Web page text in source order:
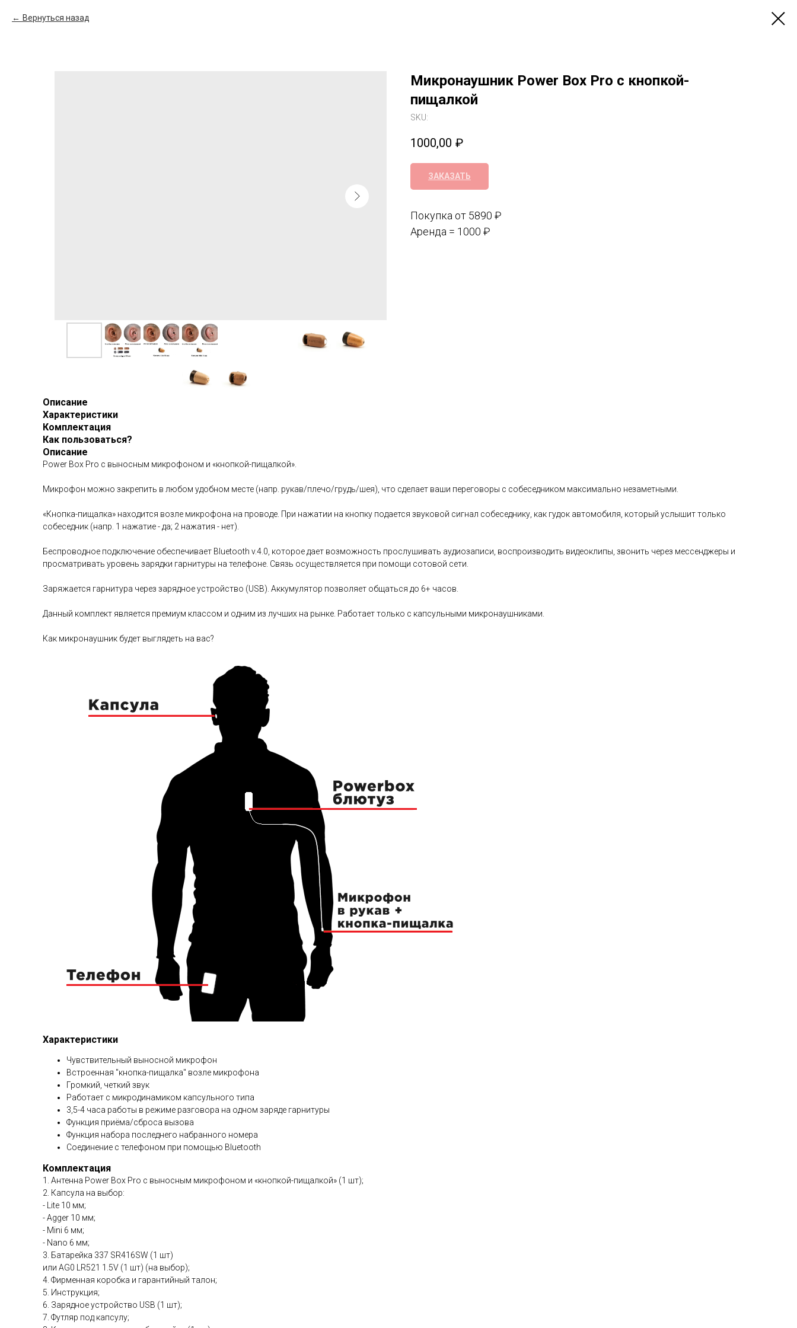
Вернуться назад
Микронаушник Power Box Pro с кнопкой-
пищалкой
SKU:
1000,00 ₽
ЗАКАЗАТЬ
Покупка от 5890 ₽
Аренда = 1000 ₽
Описание
Характеристики
Комплектация
Как пользоваться?
Описание
Power Box Pro с выносным микрофоном и «кнопкой-пищалкой».
Микрофон можно закрепить в любом удобном месте (напр. рукав/плечо/грудь/шея), что сделает ваши переговоры с собеседником максимально незаметными.
«Кнопка-пищалка» находится возле микрофона на проводе. При нажатии на кнопку подается звуковой сигнал собеседнику, как гудок автомобиля, который услышит только
собеседник (напр. 1 нажатие - да; 2 нажатия - нет).
Беспроводное подключение обеспечивает Bluetooth v.4.0, которое дает возможность прослушивать аудиозаписи, воспроизводить видеоклипы, звонить через мессенджеры и
просматривать уровень зарядки гарнитуры на телефоне. Связь осуществляется при помощи сотовой сети.
Заряжается гарнитура через зарядное устройство (USB). Аккумулятор позволяет общаться до 6+ часов.
Данный комплект является премиум классом и одним из лучших на рынке. Работает только с капсульными микронаушниками.
Как микронаушник будет выглядеть на вас?
Характеристики
Чувствительный выносной микрофон
Встроенная "кнопка-пищалка" возле микрофона
Громкий, четкий звук
Работает с микродинамиком капсульного типа
3,5-4 часа работы в режиме разговора на одном заряде гарнитуры
Функция приёма/сброса вызова
Функция набора последнего набранного номера
Соединение с телефоном при помощью Bluetooth
Комплектация
1. Антенна Power Box Pro с выносным микрофоном и «кнопкой-пищалкой» (1 шт);
2. Капсула на выбор:
- Lite 10 мм;
- Agger 10 мм;
- Mini 6 мм;
- Nano 6 мм;
3. Батарейка 337 SR416SW (1 шт)
или AG0 LR521 1.5V (1 шт) (на выбор);
4. Фирменная коробка и гарантийный талон;
5. Инструкция;
6. Зарядное устройство USB (1 шт);
7. Футляр под капсулу;